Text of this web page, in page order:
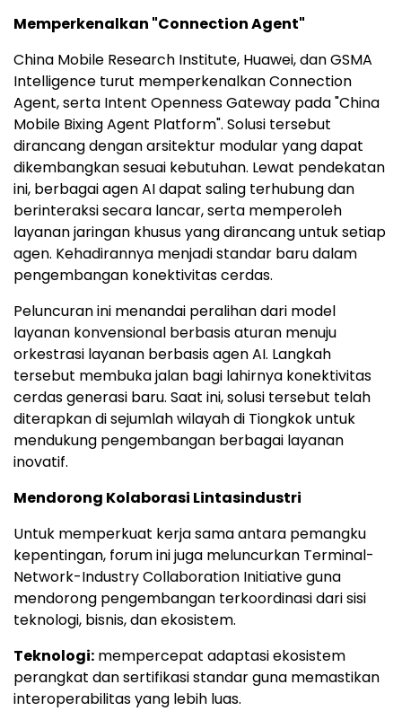
Memperkenalkan "Connection Agent"
China Mobile Research Institute, Huawei, dan GSMA
Intelligence turut memperkenalkan Connection
Agent, serta Intent Openness Gateway pada "China
Mobile Bixing Agent Platform". Solusi tersebut
dirancang dengan arsitektur modular yang dapat
dikembangkan sesuai kebutuhan. Lewat pendekatan
ini, berbagai agen AI dapat saling terhubung dan
berinteraksi secara lancar, serta memperoleh
layanan jaringan khusus yang dirancang untuk setiap
agen. Kehadirannya menjadi standar baru dalam
pengembangan konektivitas cerdas.
Peluncuran ini menandai peralihan dari model
layanan konvensional berbasis aturan menuju
orkestrasi layanan berbasis agen AI. Langkah
tersebut membuka jalan bagi lahirnya konektivitas
cerdas generasi baru. Saat ini, solusi tersebut telah
diterapkan di sejumlah wilayah di Tiongkok untuk
mendukung pengembangan berbagai layanan
inovatif.
Mendorong Kolaborasi Lintasindustri
Untuk memperkuat kerja sama antara pemangku
kepentingan, forum ini juga meluncurkan Terminal-
Network-Industry Collaboration Initiative guna
mendorong pengembangan terkoordinasi dari sisi
teknologi, bisnis, dan ekosistem.
Teknologi: mempercepat adaptasi ekosistem
perangkat dan sertifikasi standar guna memastikan
interoperabilitas yang lebih luas.